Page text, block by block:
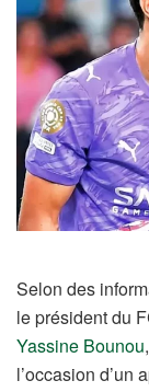
Selon des
le président du
Yassine Bounou
l’occasion d’un